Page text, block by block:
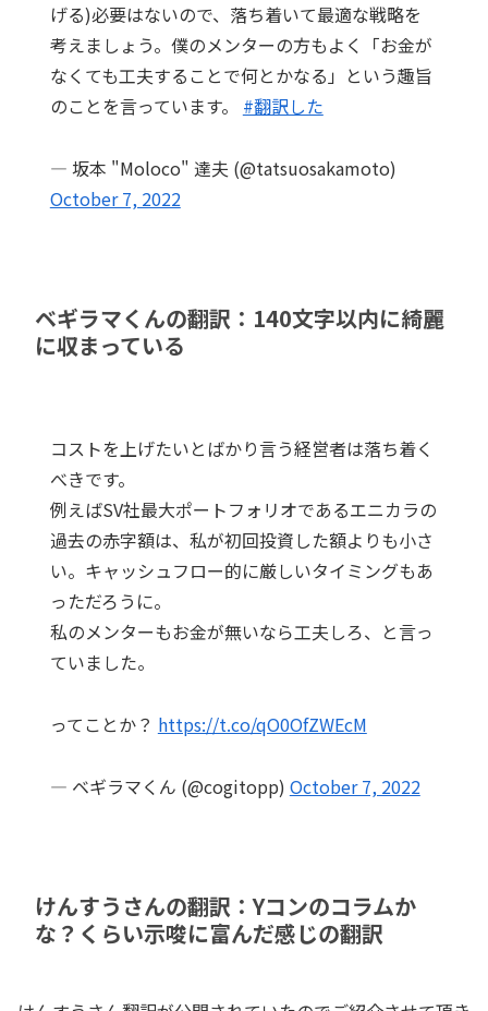
げる)必要はないので、落ち着いて最適な戦略を
考えましょう。僕のメンターの方もよく「お金が
なくても工夫することで何とかなる」という趣旨
のことを言っています。 #翻訳した
— 坂本 "Moloco" 達夫 (@tatsuosakamoto)
October 7, 2022
ベギラマくんの翻訳：140文字以内に綺麗
に収まっている
コストを上げたいとばかり言う経営者は落ち着く
べきです。
例えばSV社最大ポートフォリオであるエニカラの
過去の赤字額は、私が初回投資した額よりも小さ
い。キャッシュフロー的に厳しいタイミングもあ
っただろうに。
私のメンターもお金が無いなら工夫しろ、と言っ
ていました。
ってことか？ https://t.co/qO0OfZWEcM
— ベギラマくん (@cogitopp) October 7, 2022
けんすうさんの翻訳：Yコンのコラムか
な？くらい示唆に富んだ感じの翻訳